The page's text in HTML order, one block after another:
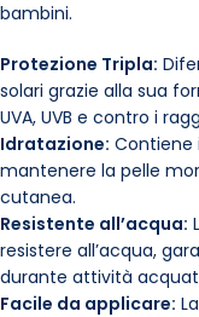
bambini.
Protezione Tripla:
solari grazie alla sua
UVA, UVB e contro i
Idratazione: Contiene
mantenere la pelle
cutanea.
Resistente all’acqua:
resistere all’acqua,
durante attività
Facile da applicare: